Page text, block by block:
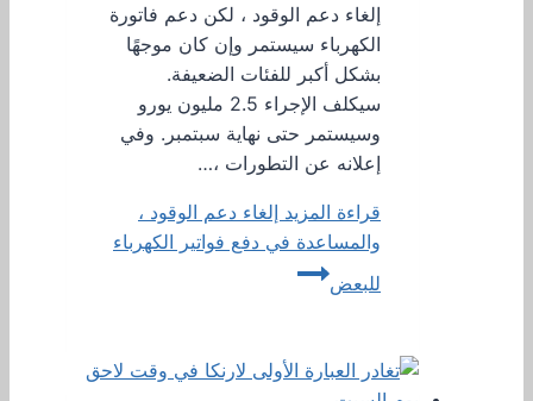
إلغاء دعم الوقود ، لكن دعم فاتورة
الكهرباء سيستمر وإن كان موجهًا
بشكل أكبر للفئات الضعيفة.
سيكلف الإجراء 2.5 مليون يورو
وسيستمر حتى نهاية سبتمبر. وفي
إعلانه عن التطورات ،…
قراءة المزيد إلغاء دعم الوقود ،
والمساعدة في دفع فواتير الكهرباء
للبعض